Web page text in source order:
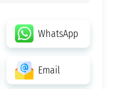
WhatsApp
Email